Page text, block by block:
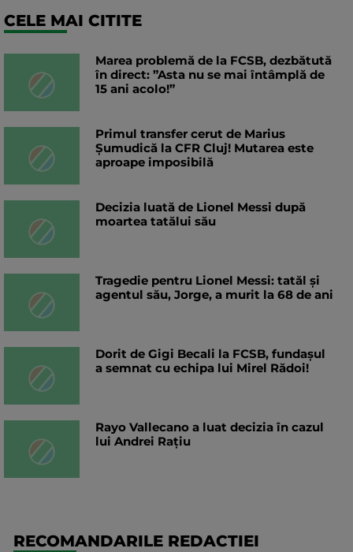
CELE MAI CITITE
Marea problemă de la FCSB, dezbătută
în direct: ”Asta nu se mai întâmplă de
15 ani acolo!”
Primul transfer cerut de Marius
Șumudică la CFR Cluj! Mutarea este
aproape imposibilă
Decizia luată de Lionel Messi după
moartea tatălui său
Tragedie pentru Lionel Messi: tatăl și
agentul său, Jorge, a murit la 68 de ani
Dorit de Gigi Becali la FCSB, fundașul
a semnat cu echipa lui Mirel Rădoi!
Rayo Vallecano a luat decizia în cazul
lui Andrei Rațiu
RECOMANDARILE REDACTIEI